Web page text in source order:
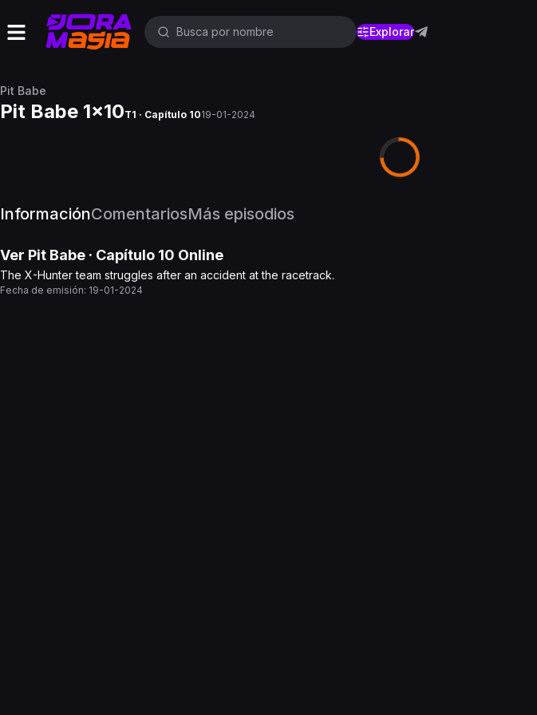
Explorar
Pit Babe
Pit Babe 1x10T1 · Capítulo 1019-01-2024
InformaciónComentariosMás episodios
Ver Pit Babe · Capítulo 10 Online
The X-Hunter team struggles after an accident at the racetrack.
Fecha de emisión: 19-01-2024